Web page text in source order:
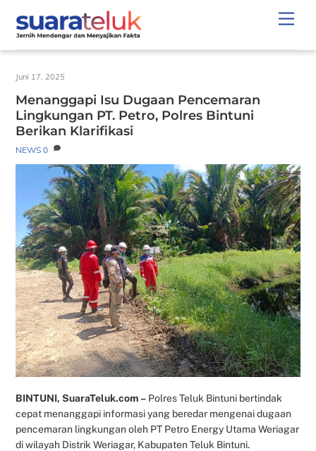
content
Juni 17, 2025
Menanggapi Isu Dugaan Pencemaran
Lingkungan PT. Petro, Polres Bintuni
Berikan Klarifikasi
NEWS 0
BINTUNI, SuaraTeluk.com – Polres Teluk Bintuni bertindak
cepat menanggapi informasi yang beredar mengenai dugaan
pencemaran lingkungan oleh PT Petro Energy Utama Weriagar
di wilayah Distrik Weriagar, Kabupaten Teluk Bintuni.